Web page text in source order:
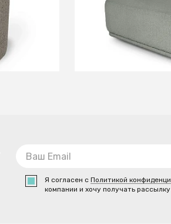
Пуф-трапеция
В
Я согласен с Политикой
компании и хочу получать рассылку